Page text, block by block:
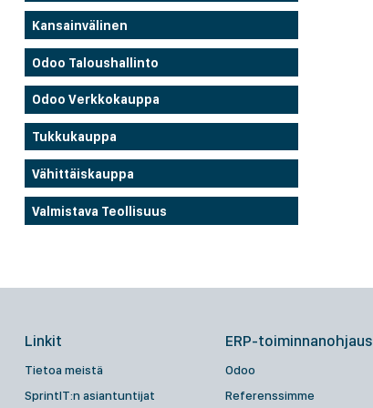
Kansainvälinen
Odoo Taloushallinto
Odoo Verkkokauppa
Tukkukauppa
Vähittäiskauppa
Valmistava Teollisuus
Linkit
Tietoa meistä
SprintIT:n asiantuntijat
ERP-toiminnanohjaus
Odoo
Referenssimme